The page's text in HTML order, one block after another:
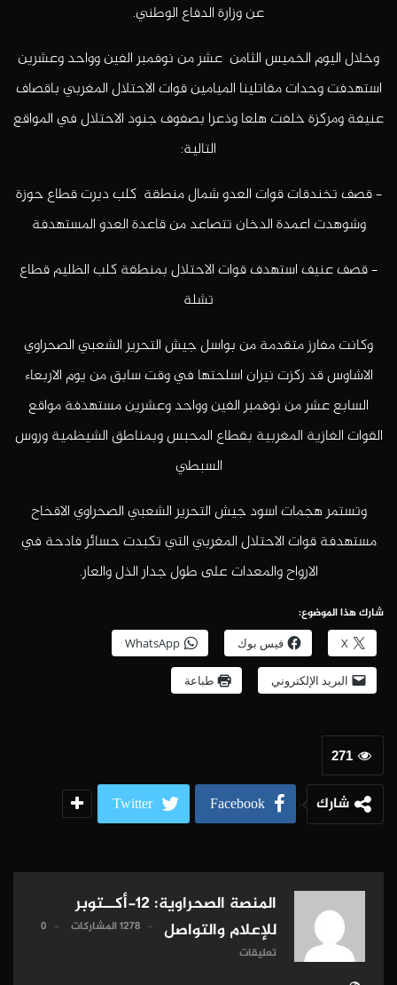
عن وزارة الدفاع الوطني.
وخلال اليوم الخميس الثامن عشر من نوفمبر الفين وواحد وعشرين
استهدفت وحدات مقاتلينا الميامين قوات الاحتلال المغربي باقصاف
عنيفة ومركزة خلفت هلعا وذعرا بصفوف جنود الاحتلال في المواقع
التالية:
– قصف تخندقات قوات العدو شمال منطقة كلب ديرت قطاع حوزة
وشوهدت اعمدة الدخان تتصاعد من قاعدة العدو المستهدفة
– قصف عنيف استهدف قوات الاحتلال بمنطقة كلب الظليم قطاع
تشلة
وكانت مفارز متقدمة من بواسل جيش التحرير الشعبي الصحراوي
الاشاوس قد ركزت نيران اسلحتها في وقت سابق من يوم الاربعاء
السابع عشر من نوفمبر الفين وواحد وعشرين مستهدفة مواقع
القوات الغازية المغربية بقطاع المحبس وبمناطق الشيظمية وروس
السبطي
وتستمر هجمات اسود جيش التحرير الشعبي الصحراوي الاقحاح
مستهدفة قوات الاحتلال المغربي التي تكبدت حسائر فادحة في
الارواح والمعدات على طول جدار الذل والعار.
شارك هذا الموضوع:
X فيس بوك WhatsApp
البريد الإلكتروني طباعة
271
شارك Facebook
Twitter
المنصة الصحراوية: 12-أكــتوبر
للإعلام والتواصل
1278 المشاركات
0
تعليقات